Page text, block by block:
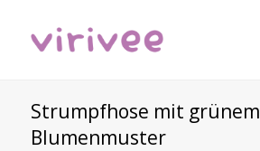
Strumpfhose mit grünem
Blumenmuster